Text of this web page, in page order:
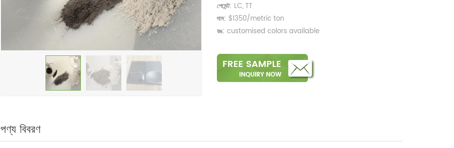
পেমেন্ট: LC, TT
দাম: $1350/metric ton
রঙ: customised colors available
পণ্য বিবরণ